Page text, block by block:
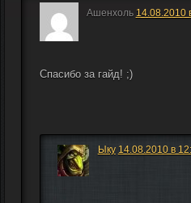
Ашенхоль 14.08.2010
Спасибо за гайд! ;)
Ыку 14.08.2010 в